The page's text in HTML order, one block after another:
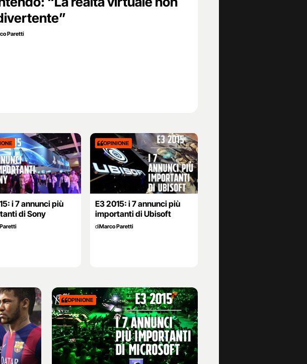
Paretti
i 7 annunci più
di Sony
OPINIONE
E3 2015: i 7 annunci più
importanti di Ubisoft
diMarco Paretti
OPINIONE